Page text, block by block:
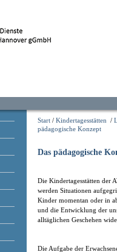
Start / Kindertagesstätten /
pädagogische Konzept
Das pädagogische
Die Kindertagesstätten der
werden Situationen
Kinder momentan oder in
und die Entwicklung der
alltäglichen Geschehen
Die Aufgabe der